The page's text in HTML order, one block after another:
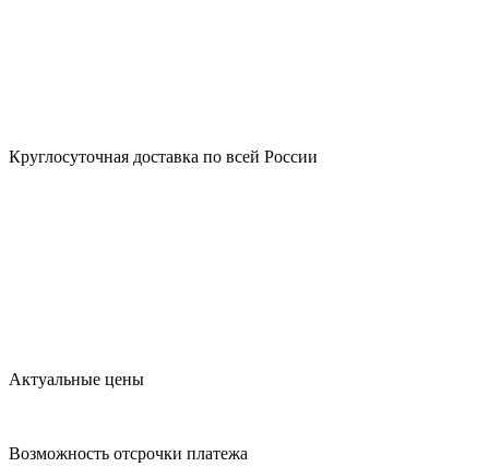
Круглосуточная доставка по всей России
Актуальные цены
Возможность отсрочки платежа